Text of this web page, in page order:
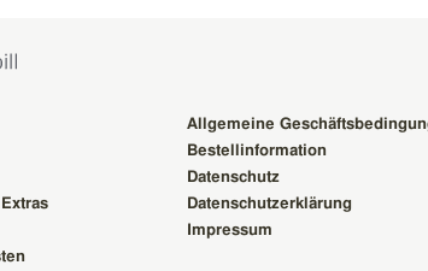
Allgemeine
Bestellinformation
Datenschutz
Datenschutzerklärung
Impressum